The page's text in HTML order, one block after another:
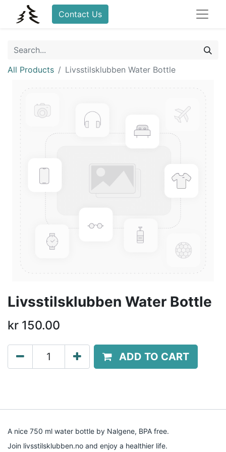
Contact Us
All Products Livsstilsklubben Water Bottle
Livsstilsklubben Water Bottle
kr 150.00
ADD TO CART
A nice 750 ml water bottle by Nalgene, BPA free.
Join livsstilsklubben.no and enjoy a healthier life.